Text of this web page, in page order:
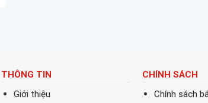
THÔNG TIN
Giới thiệu
CHÍNH SÁCH
Chính sách